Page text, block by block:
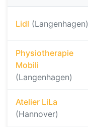
Lidl (Langenhagen)
Physiotherapie
Mobili
(Langenhagen)
Atelier LiLa
(Hannover)